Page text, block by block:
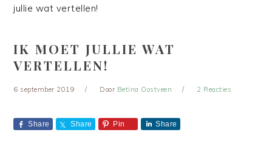
jullie wat vertellen!
IK MOET JULLIE WAT
VERTELLEN!
6 september 2019 Door Betina Oostveen 2 Reacties
Share Share Pin Share